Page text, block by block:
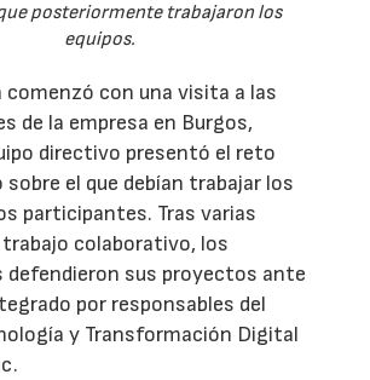
posteriormente trabajaron los
equipos.
comenzó con una visita a las
de la empresa en Burgos,
directivo presentó el reto
el que debían trabajar los
participantes. Tras varias
colaborativo, los
defendieron sus proyectos ante
por responsables del
y Transformación Digital